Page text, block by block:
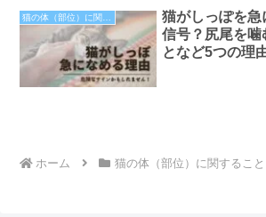
猫の体（部位）に関すること
猫がしっぽを
信号？尻尾を噛
となど5つの理
ホーム 猫の体（部位）に関すること